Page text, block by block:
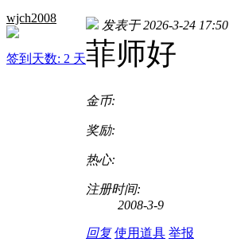
wjch2008
签到天数: 2 天
发表于 2026-3-24 17:50
菲师好
金币:
奖励:
热心:
注册时间:
2008-3-9
回复 使用道具 举报